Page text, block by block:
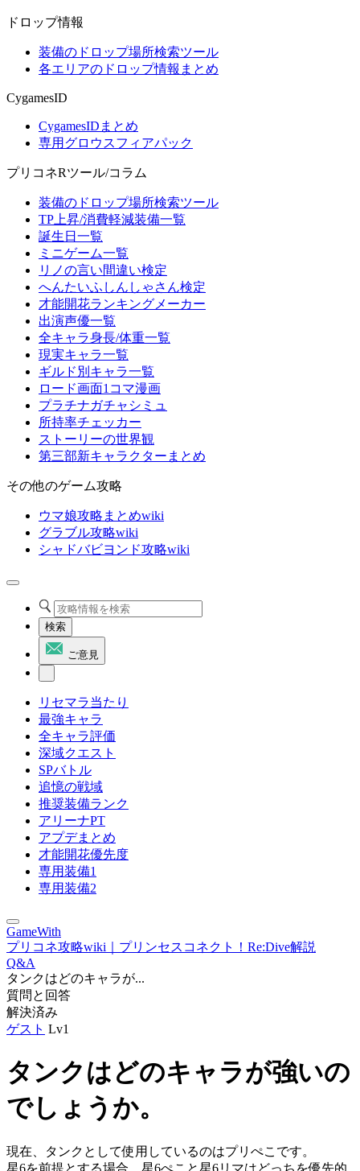
ドロップ情報
装備のドロップ場所検索ツール
各エリアのドロップ情報まとめ
CygamesID
CygamesIDまとめ
専用グロウスフィアパック
プリコネRツール/コラム
装備のドロップ場所検索ツール
TP上昇/消費軽減装備一覧
誕生日一覧
ミニゲーム一覧
リノの言い間違い検定
へんたいふしんしゃさん検定
才能開花ランキングメーカー
出演声優一覧
全キャラ身長/体重一覧
現実キャラ一覧
ギルド別キャラ一覧
ロード画面1コマ漫画
プラチナガチャシミュ
所持率チェッカー
ストーリーの世界観
第三部新キャラクターまとめ
その他のゲーム攻略
ウマ娘攻略まとめwiki
グラブル攻略wiki
シャドバビヨンド攻略wiki
検索
ご意見
リセマラ当たり
最強キャラ
全キャラ評価
深域クエスト
SPバトル
追憶の戦域
推奨装備ランク
アリーナPT
アプデまとめ
才能開花優先度
専用装備1
専用装備2
GameWith
プリコネ攻略wiki｜プリンセスコネクト！Re:Dive解説
Q&A
タンクはどのキャラが...
質問と回答
解決済み
ゲスト Lv1
タンクはどのキャラが強いの
でしょうか。
現在、タンクとして使用しているのはプリぺこです。
星6を前提とする場合、星6ぺこと星6リマはどっちを優先的